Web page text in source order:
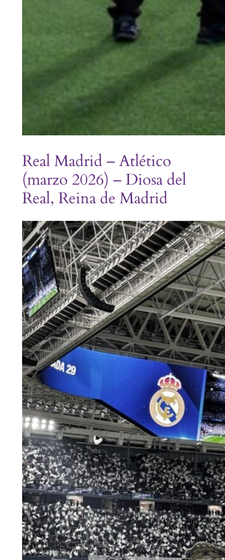
Real Madrid – Atlético
(marzo 2026) – Diosa del
Real, Reina de Madrid